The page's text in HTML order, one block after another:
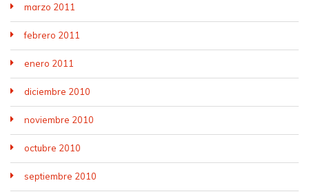
marzo 2011
febrero 2011
enero 2011
diciembre 2010
noviembre 2010
octubre 2010
septiembre 2010